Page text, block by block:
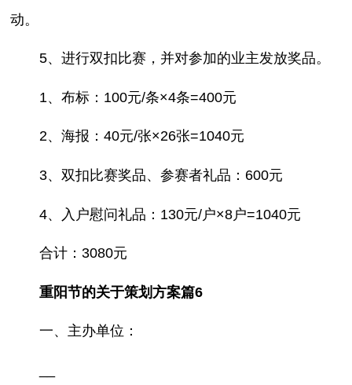
动。
5、进行双扣比赛，并对参加的业主发放奖品。
1、布标：100元/条×4条=400元
2、海报：40元/张×26张=1040元
3、双扣比赛奖品、参赛者礼品：600元
4、入户慰问礼品：130元/户×8户=1040元
合计：3080元
重阳节的关于策划方案篇6
一、主办单位：